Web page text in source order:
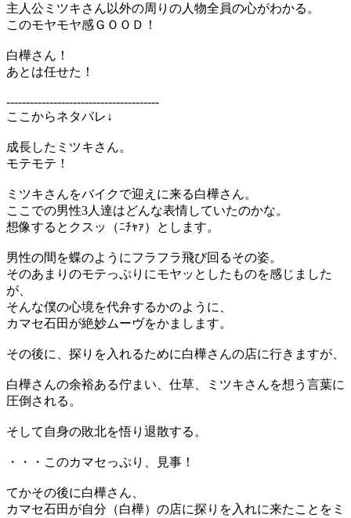
主人公ミツキさん以外の周りの人物全員の心がわかる。
このモヤモヤ感ＧＯＯＤ！
白樺さん！
あとは任せた！
---------------------------------------
ここからネタバレ↓
成長したミツキさん。
モテモテ！
ミツキさんをバイクで迎えに来る白樺さん。
ここでの男性3人達はどんな表情していたのかな。
想像するとクスッ（ﾆﾁｬｧ）とします。
男性の間を蝶のようにフラフラ飛び回るその姿。
そのあまりのモテっぷりにモヤッとしたものを感じました
が、
そんな僕の心境を代弁するかのように、
カマセ石田が絶妙ムーヴをかまします。
その後に、探りを入れるために白樺さんの店に行きますが、
白樺さんの余裕ある佇まい、仕草、ミツキさんを想う言葉に
圧倒される。
そして自身の敗北を悟り退散する。
・・・このカマセっぷり、見事！
てかその後に白樺さん、
カマセ石田が自分（白樺）の店に探りを入れに来たことをミ